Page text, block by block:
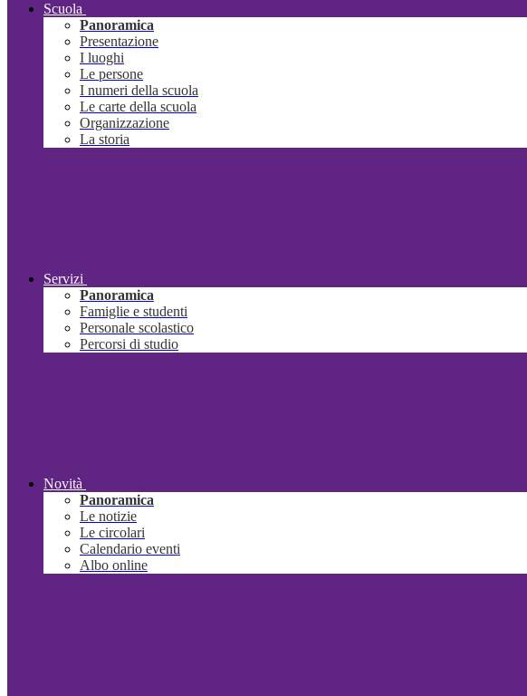
Scuola
Panoramica
Presentazione
I luoghi
Le persone
I numeri della scuola
Le carte della scuola
Organizzazione
La storia
Servizi
Panoramica
Famiglie e studenti
Personale scolastico
Percorsi di studio
Novità
Panoramica
Le notizie
Le circolari
Calendario eventi
Albo online